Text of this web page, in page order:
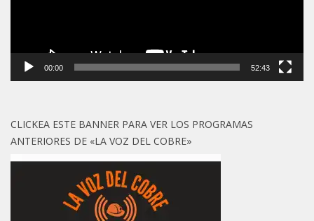
00:00 52:43
CLICKEA ESTE BANNER PARA VER LOS PROGRAMAS
ANTERIORES DE «LA VOZ DEL COBRE»